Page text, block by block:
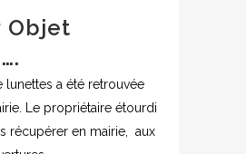
Objet
lunettes a été retrouvée
Le propriétaire étourdi
récupérer en mairie, aux